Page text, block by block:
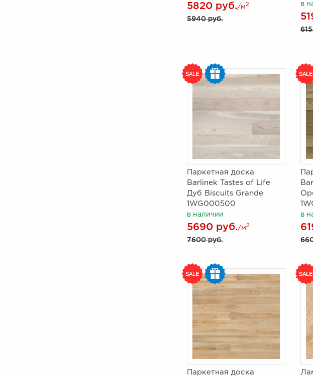
5820 руб./м2
5940 руб.
в
Паркетная доска
Barlinek Tastes of Life
Дуб Biscuits Grande
1WG000500
в наличии
5690 руб./м2
7600 руб.
в
Паркетная доска